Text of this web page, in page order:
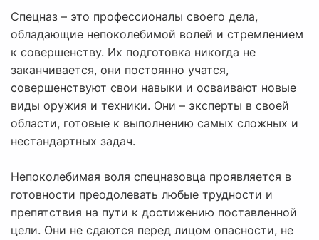
Спецназ – это профессионалы своего дела,
обладающие непоколебимой волей и стремлением
к совершенству. Их подготовка никогда не
заканчивается, они постоянно учатся,
совершенствуют свои навыки и осваивают новые
виды оружия и техники. Они – эксперты в своей
области, готовые к выполнению самых сложных и
нестандартных задач.
Непоколебимая воля спецназовца проявляется в
готовности преодолевать любые трудности и
препятствия на пути к достижению поставленной
цели. Они не сдаются перед лицом опасности, не